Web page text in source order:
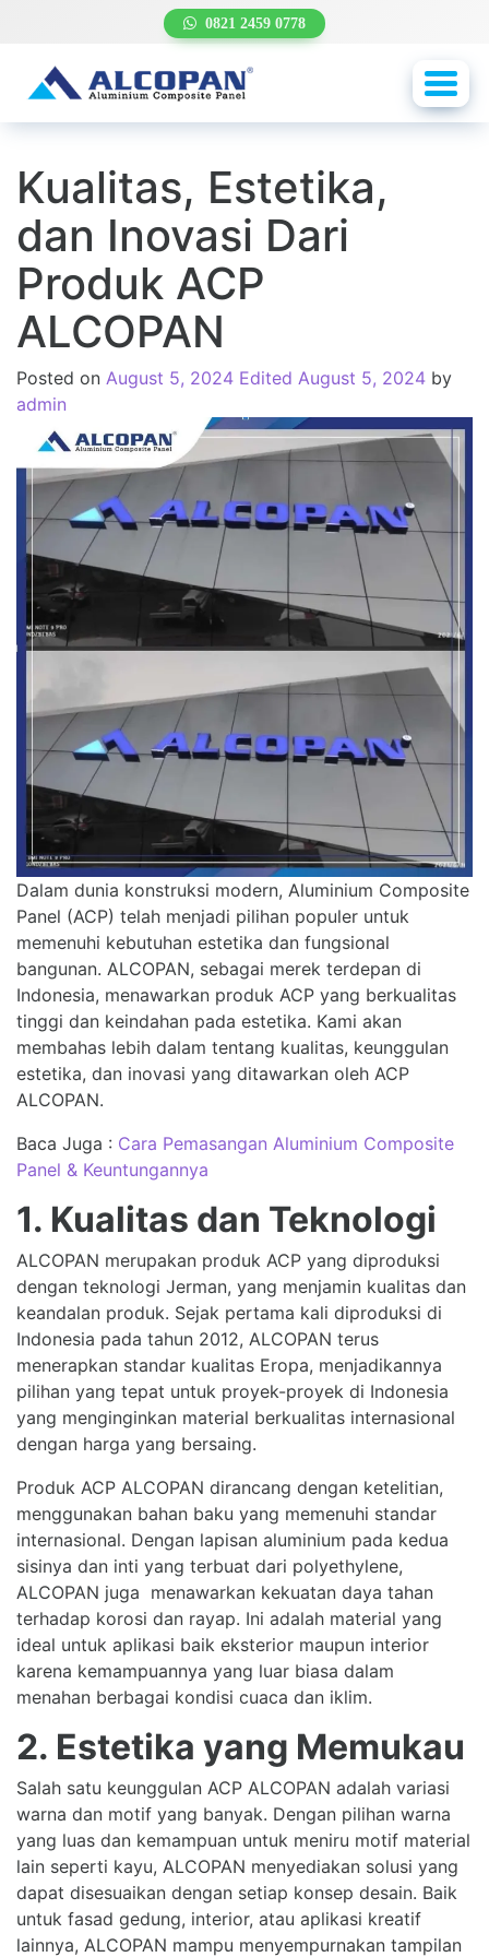
0821 2459 0778
Kualitas, Estetika,
dan Inovasi Dari
Produk ACP
ALCOPAN
Posted on August 5, 2024 Edited August 5, 2024 by
admin
Dalam dunia konstruksi modern, Aluminium Composite
Panel (ACP) telah menjadi pilihan populer untuk
memenuhi kebutuhan estetika dan fungsional
bangunan. ALCOPAN, sebagai merek terdepan di
Indonesia, menawarkan produk ACP yang berkualitas
tinggi dan keindahan pada estetika. Kami akan
membahas lebih dalam tentang kualitas, keunggulan
estetika, dan inovasi yang ditawarkan oleh ACP
ALCOPAN.
Baca Juga : Cara Pemasangan Aluminium Composite
Panel & Keuntungannya
1. Kualitas dan Teknologi
ALCOPAN merupakan produk ACP yang diproduksi
dengan teknologi Jerman, yang menjamin kualitas dan
keandalan produk. Sejak pertama kali diproduksi di
Indonesia pada tahun 2012, ALCOPAN terus
menerapkan standar kualitas Eropa, menjadikannya
pilihan yang tepat untuk proyek-proyek di Indonesia
yang menginginkan material berkualitas internasional
dengan harga yang bersaing.
Produk ACP ALCOPAN dirancang dengan ketelitian,
menggunakan bahan baku yang memenuhi standar
internasional. Dengan lapisan aluminium pada kedua
sisinya dan inti yang terbuat dari polyethylene,
ALCOPAN juga menawarkan kekuatan daya tahan
terhadap korosi dan rayap. Ini adalah material yang
ideal untuk aplikasi baik eksterior maupun interior
karena kemampuannya yang luar biasa dalam
menahan berbagai kondisi cuaca dan iklim.
2. Estetika yang Memukau
Salah satu keunggulan ACP ALCOPAN adalah variasi
warna dan motif yang banyak. Dengan pilihan warna
yang luas dan kemampuan untuk meniru motif material
lain seperti kayu, ALCOPAN menyediakan solusi yang
dapat disesuaikan dengan setiap konsep desain. Baik
untuk fasad gedung, interior, atau aplikasi kreatif
lainnya, ALCOPAN mampu menyempurnakan tampilan